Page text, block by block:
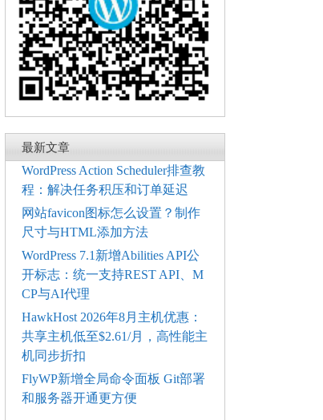
最新文章
WordPress Action Scheduler排查教
程：解决任务积压和订单延迟
网站favicon图标怎么设置？制作
尺寸与HTML添加方法
WordPress 7.1新增Abilities API公
开标志：统一支持REST API、M
CP与AI代理
HawkHost 2026年8月主机优惠：
共享主机低至$2.61/月，高性能主
机同步折扣
FlyWP新增全局命令面板 Git部署
和服务器开通更方便